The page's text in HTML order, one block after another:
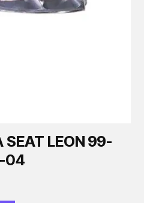
SEAT LEON 99-
04